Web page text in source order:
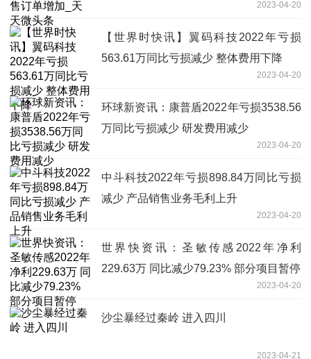
2023-04-20
【世界时快讯】翼码科技2022年亏损
563.61万同比亏损减少 整体费用下降
2023-04-20
环球新资讯：康普盾2022年亏损3538.56
万同比亏损减少 研发费用减少
2023-04-20
中斗科技2022年亏损898.84万同比亏损
减少 产品销售业务毛利上升
2023-04-20
世界快资讯：圣敏传感2022年净利
229.63万 同比减少79.23% 部分项目暂停
2023-04-20
沙尘暴经过秦岭 进入四川
2023-04-21